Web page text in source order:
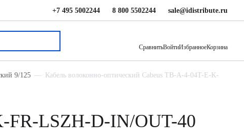
+7 495 5002244 8 800 5502244 sale@idistribute.ru
СравнитьВойтиИзбранноеКорзина
9/125
Кабель волоконно-оптический Cabeus TB-A-4-04T-E-K-
FR-LSZH-D-IN/OUT-40